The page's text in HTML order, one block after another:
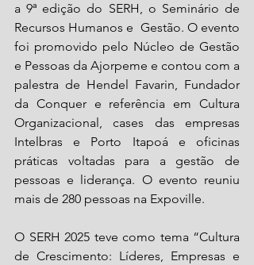
a 9ª edição do SERH, o Seminário de
Recursos Humanos e  Gestão. O evento
foi promovido pelo Núcleo de Gestão
e Pessoas da Ajorpeme e contou com a
palestra de Hendel Favarin, Fundador
da Conquer e referência em Cultura
Organizacional, cases das empresas
Intelbras e Porto Itapoá e oficinas
práticas voltadas para a gestão de
pessoas e liderança. O evento reuniu
mais de 280 pessoas na Expoville.
O SERH 2025 teve como tema “Cultura
de Crescimento: Líderes, Empresas e